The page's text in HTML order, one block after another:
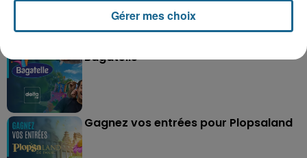
Bagatelle
Gagnez vos entrées pour Plopsaland
Gérer mes choix